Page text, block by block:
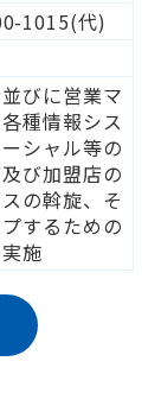
1015(代)
びに営業マ
種情報シス
シャル等の
び加盟店の
の斡旋、そ
するための
施